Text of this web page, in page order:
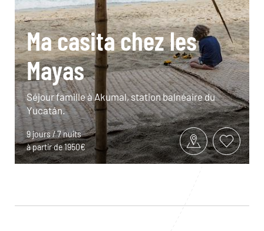
Ma casita chez les
Mayas
Séjour famille à Akumal, station balnéaire du
Yucatán.
9 jours / 7 nuits
à partir de 1950€